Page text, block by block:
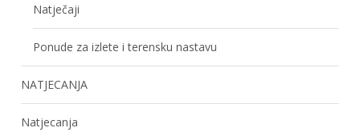
Natječaji
Ponude za izlete i terensku nastavu
NATJECANJA
Natjecanja